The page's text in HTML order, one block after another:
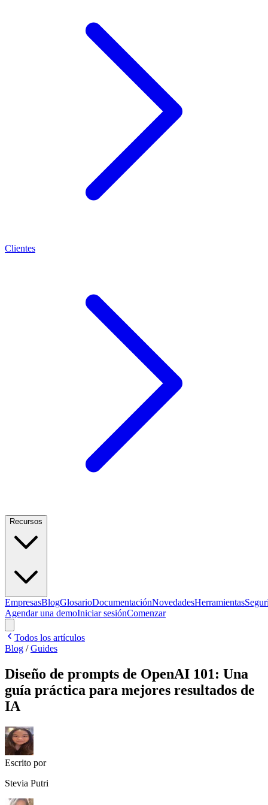
Clientes
Recursos
EmpresasBlogGlosarioDocumentaciónNovedadesHerramientas
Agendar una demoIniciar sesiónComenzar
Todos los artículos
Blog /Guides
Diseño de prompts de OpenAI 101: Una
guía práctica para mejores resultados de
IA
Escrito por
Stevia Putri